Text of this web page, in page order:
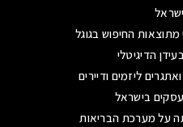
החיפוש בגוגל
הדיגיטלי
ליזמים ודיירים
עסקים בישראל
על מערכת הבריאות